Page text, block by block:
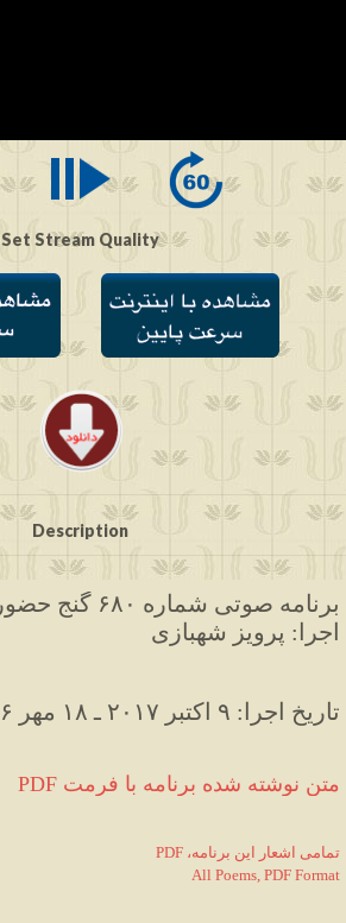
Set Stream Quality
Description
برنامه صوتی شماره ۶۸۰ گنج حضور
اجرا: پرویز شهبازی
۱۳۹۶ تاریخ اجرا: ۹ اکتبر ۲۰۱۷ ـ ۱۸ مهر
PDF متن نوشته شده برنامه با فرمت
PDF ،تمامی اشعار این برنامه
All Poems, PDF Format